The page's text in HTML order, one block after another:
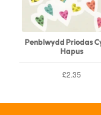
Penblwydd Priodas
Hapus
£2.35